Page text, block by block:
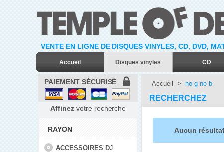
VENTE EN LIGNE DE DISQUES VINYLES, CD, DVD,
Accueil Disques vinyles CD
PAIEMENT SÉCURISÉ
Affinez votre recherche
RAYON
ACCESSOIRES DJ
Accueil > no g no b
RECHERCHEZ
Aucun